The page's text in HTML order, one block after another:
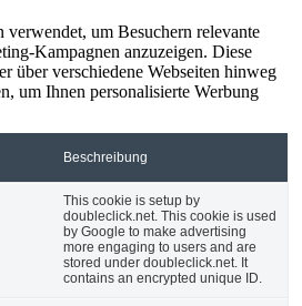
verwendet, um Besuchern relevante
Kampagnen anzuzeigen. Diese
über verschiedene Webseiten hinweg
um Ihnen personalisierte Werbung
Beschreibung
This cookie is setup by
doubleclick.net. This cookie is used
by Google to make advertising
more engaging to users and are
stored under doubleclick.net. It
contains an encrypted unique ID.